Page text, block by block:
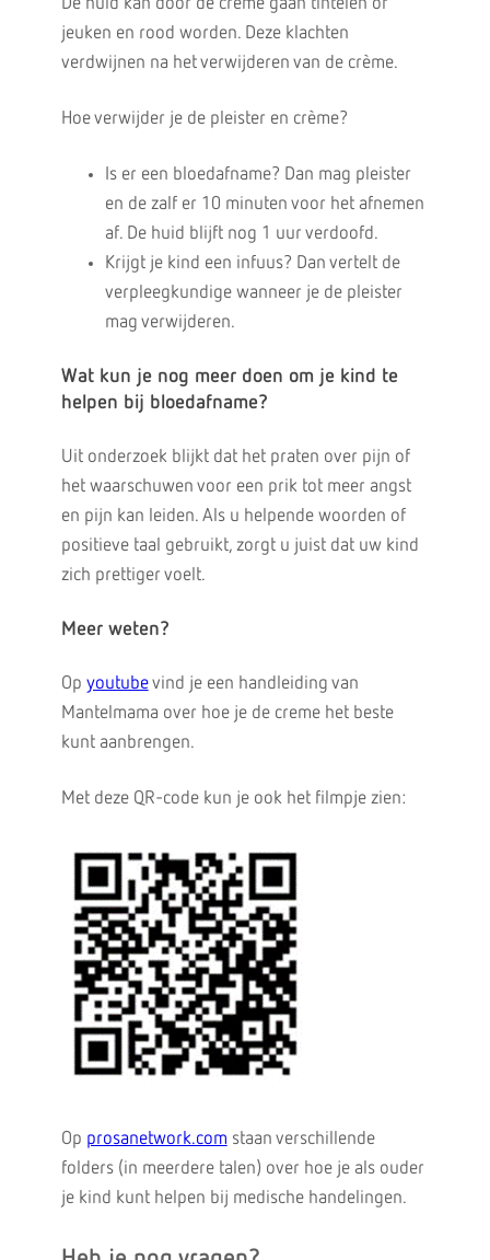
De huid kan door de crème gaan tintelen of
jeuken en rood worden. Deze klachten
verdwijnen na het verwijderen van de crème.
Hoe verwijder je de pleister en crème?
Is er een bloedafname? Dan mag pleister
en de zalf er 10 minuten voor het afnemen
af. De huid blijft nog 1 uur verdoofd.
Krijgt je kind een infuus? Dan vertelt de
verpleegkundige wanneer je de pleister
mag verwijderen.
Wat kun je nog meer doen om je kind te
helpen bij bloedafname?
Uit onderzoek blijkt dat het praten over pijn of
het waarschuwen voor een prik tot meer angst
en pijn kan leiden. Als u helpende woorden of
positieve taal gebruikt, zorgt u juist dat uw kind
zich prettiger voelt.
Meer weten?
Op youtubevind je een handleiding van
Mantelmama over hoe je de creme het beste
kunt aanbrengen.
Met deze QR-code kun je ook het filmpje zien:
Op prosanetwork.com staan verschillende
folders (in meerdere talen) over hoe je als ouder
je kind kunt helpen bij medische handelingen.